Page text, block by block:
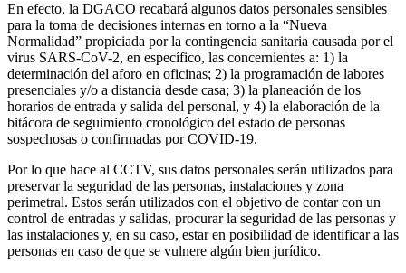
En efecto, la DGACO recabará algunos datos personales sensibles
para la toma de decisiones internas en torno a la “Nueva
Normalidad” propiciada por la contingencia sanitaria causada por el
virus SARS-CoV-2, en específico, las concernientes a: 1) la
determinación del aforo en oficinas; 2) la programación de labores
presenciales y/o a distancia desde casa; 3) la planeación de los
horarios de entrada y salida del personal, y 4) la elaboración de la
bitácora de seguimiento cronológico del estado de personas
sospechosas o confirmadas por COVID-19.
Por lo que hace al CCTV, sus datos personales serán utilizados para
preservar la seguridad de las personas, instalaciones y zona
perimetral. Estos serán utilizados con el objetivo de contar con un
control de entradas y salidas, procurar la seguridad de las personas y
las instalaciones y, en su caso, estar en posibilidad de identificar a las
personas en caso de que se vulnere algún bien jurídico.